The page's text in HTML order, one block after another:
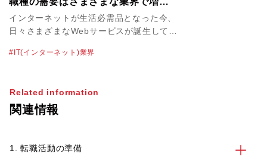
ている。選択肢が多いからこそ、視
野を広げ希望に合った求人を見つけ
インターネットが生活必需品となった今、
日々さまざまなWebサービスが誕生してい
が、Webプロデューサー、Webディレク
Web系職種人材の転職支援を担当している
パソナキャリア キャリアアドバイザー
IT(インターネット)業界
Related information
関連情報
1. 転職活動の準備